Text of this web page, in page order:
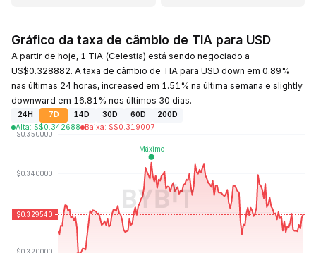
Gráfico da taxa de câmbio de TIA para USD
A partir de hoje, 1 TIA (Celestia) está sendo negociado a
US$0.328882. A taxa de câmbio de TIA para USD down em 0.89%
nas últimas 24 horas, increased em 1.51% na última semana e slightly
downward em 16.81% nos últimos 30 dias.
24H 7D 14D 30D 60D
200D
Alta: S$0.342688 Baixa: S$0.319007